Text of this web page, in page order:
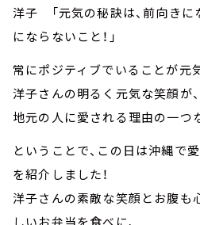
洋子 「元気の秘訣は、前向きに
にならないこと！」
常にポジティブでいることが元
洋子さんの明るく元気な笑顔が、
地元の人に愛される理由の一つ
ということで、この日は沖縄で
を紹介しました！
洋子さんの素敵な笑顔とお腹も
しいお弁当を食べに、